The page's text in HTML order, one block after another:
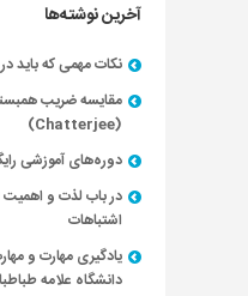
آخرین نوشته‌ها
نکات مهمی که باید
مقایسه ضریب
(Chatterjee)
دوره‌های آموزشی
در باب لذت و اهمیت
اشتباهات
یادگیری مهارت و
دانشگاه علامه